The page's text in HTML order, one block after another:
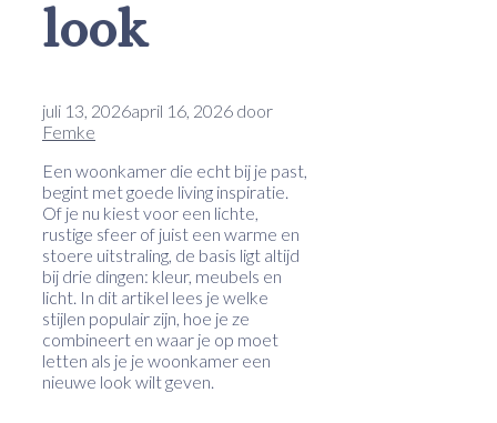
look
juli 13, 2026april 16, 2026 door
Femke
Een woonkamer die echt bij je past,
begint met goede living inspiratie.
Of je nu kiest voor een lichte,
rustige sfeer of juist een warme en
stoere uitstraling, de basis ligt altijd
bij drie dingen: kleur, meubels en
licht. In dit artikel lees je welke
stijlen populair zijn, hoe je ze
combineert en waar je op moet
letten als je je woonkamer een
nieuwe look wilt geven.